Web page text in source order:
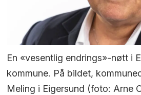
En «vesentlig endrings»-nøtt i
kommune. På bildet,
Meling i Eigersund (foto: Arne